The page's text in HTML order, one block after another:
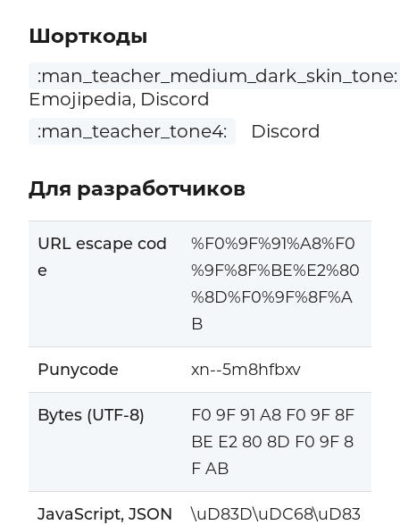
Шорткоды
:man_teacher_medium_dark_skin_tone:
Emojipedia, Discord
:man_teacher_tone4:
Discord
Для разработчиков
URL escape cod
e
%F0%9F%91%A8%F0
%9F%8F%BE%E2%80
%8D%F0%9F%8F%A
B
Punycode xn--5m8hfbxv
Bytes (UTF-8)
F0 9F 91 A8 F0 9F 8F
BE E2 80 8D F0 9F 8
F AB
JavaScript, JSON
\uD83D\uDC68\uD83